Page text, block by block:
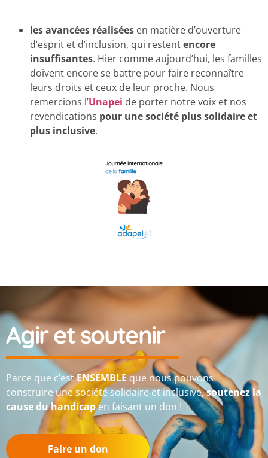
les avancées réalisées en matière d’ouverture
d’esprit et d’inclusion, qui restentencore
insuffisantes. Hier comme aujourd’hui, les familles
doivent encore se battre pour faire reconnaître
leurs droits et ceux de leur proche. Nous
remercions l’Unapei de porter notre voix et nos
revendications pour une société plus solidaire et
plus inclusive.
Agir et soutenir
Parce que c’estENSEMBLEque nous pouvons
construire une société solidaire et inclusive,soutenez la
cause du handicapen faisant un don !
Faire un don